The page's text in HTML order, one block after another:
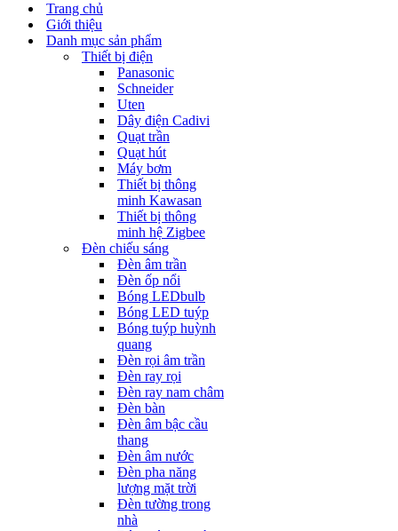
Trang chủ
Giới thiệu
Danh mục sản phẩm
Thiết bị điện
Panasonic
Schneider
Uten
Dây điện Cadivi
Quạt trần
Quạt hút
Máy bơm
Thiết bị thông
minh Kawasan
Thiết bị thông
minh hệ Zigbee
Đèn chiếu sáng
Đèn âm trần
Đèn ốp nổi
Bóng LEDbulb
Bóng LED tuýp
Bóng tuýp huỳnh
quang
Đèn rọi âm trần
Đèn ray rọi
Đèn ray nam châm
Đèn bàn
Đèn âm bậc cầu
thang
Đèn âm nước
Đèn pha năng
lượng mặt trời
Đèn tường trong
nhà